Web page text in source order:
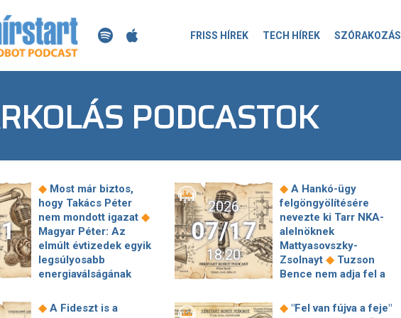
FRISS HÍREK TECH HÍREK SZÓRAKOZÁS
PODCASTOK
◆ Most már biztos,
hogy Takács Péter
nem mondott igazat ◆
Magyar Péter: Az
elmúlt évtizedek egyik
legsúlyosabb
energiaválságának
kezdődik a
2026
07/17
18:20
◆ A Hankó-ügy
felgöngyölítésére
nevezte ki Tarr NKA-
alelnöknek
Mattyasovszky-
Zsolnayt ◆ Tuzson
Bence nem adja fel a
kihátrált a Káncz
◆ A Fideszt is a
◆ "Fel van fújva a feje"